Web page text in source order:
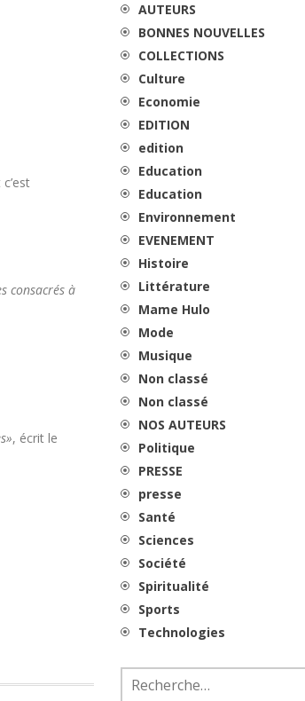
consacrés à
, écrit le
AUTEURS
BONNES NOUVELLES
COLLECTIONS
Culture
Economie
EDITION
edition
Education
Education
Environnement
EVENEMENT
Histoire
Littérature
Mame Hulo
Mode
Musique
Non classé
Non classé
NOS AUTEURS
Politique
PRESSE
presse
Santé
Sciences
Société
Spiritualité
Sports
Technologies
Rechercher :